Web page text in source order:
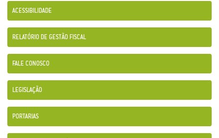
ACESSIBILIDADE
RELATÓRIO DE GESTÃO FISCAL
FALE CONOSCO
LEGISLAÇÃO
PORTARIAS